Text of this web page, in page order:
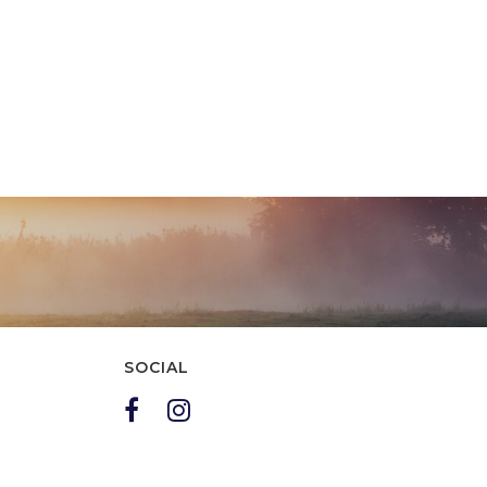
SOCIAL